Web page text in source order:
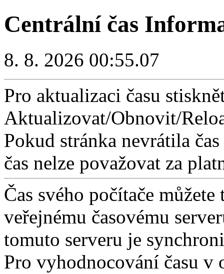
Centrální čas
8. 8. 2026 00:55.07
Pro aktualizaci času
Aktualizovat/Obnovit/
Pokud stránka nevrátila
čas nelze považovat za
Čas svého počítače
veřejnému časovému
tomuto serveru je
Pro vyhodnocování času v